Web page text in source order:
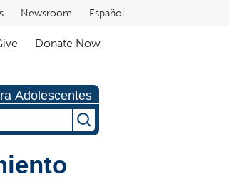
Newsroom Español
Donate Now
Adolescentes